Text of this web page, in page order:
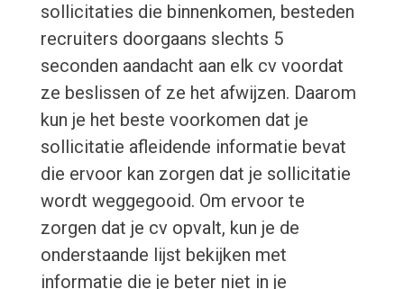
sollicitaties die binnenkomen, besteden
recruiters doorgaans slechts 5
seconden aandacht aan elk cv voordat
ze beslissen of ze het afwijzen. Daarom
kun je het beste voorkomen dat je
sollicitatie afleidende informatie bevat
die ervoor kan zorgen dat je sollicitatie
wordt weggegooid. Om ervoor te
zorgen dat je cv opvalt, kun je de
onderstaande lijst bekijken met
informatie die je beter niet in je